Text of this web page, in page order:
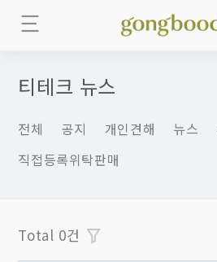
티테크 뉴스
전체 공지 개인견해 뉴스
직접등록위탁판매
Total 0건